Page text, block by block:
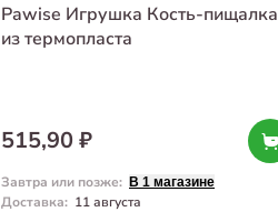
Pawise Игрушка Кость-пищалка
из термопласта
515,90 ₽
Завтра или позже: В 1 магазине
Доставка: 11 августа